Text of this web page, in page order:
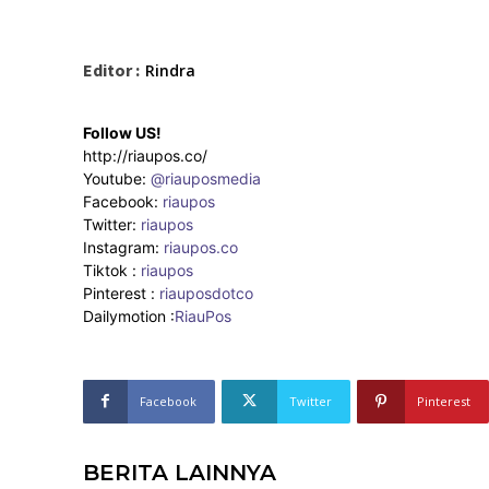
Editor : Rindra
Follow US!
http://riaupos.co/
Youtube: @riauposmedia
Facebook: riaupos
Twitter: riaupos
Instagram: riaupos.co
Tiktok : riaupos
Pinterest : riauposdotco
Dailymotion :RiauPos
Facebook Twitter Pinterest
BERITA LAINNYA